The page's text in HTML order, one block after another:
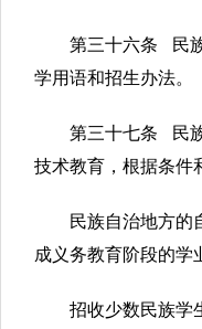
第三十六条 民
学用语和招生办法。
第三十七条 民
技术教育，根据条件
民族自治地方的
成义务教育阶段的学
招收少数民族学